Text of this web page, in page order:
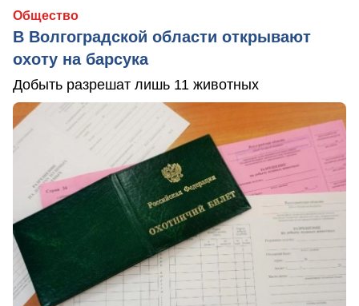
Общество
В Волгоградской области открывают
охоту на барсука
Добыть разрешат лишь 11 животных